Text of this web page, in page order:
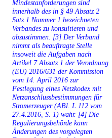
Mindestanforderungen sind
innerhalb des in § 49 Absatz 2
Satz 1 Nummer 1 bezeichneten
Verbandes zu konsultieren und
abzustimmen. [3] Der Verband
nimmt als beauftragte Stelle
insoweit die Aufgaben nach
Artikel 7 Absatz 1 der Verordnung
(EU) 2016/631 der Kommission
vom 14. April 2016 zur
Festlegung eines Netzkodex mit
Netzanschlussbestimmungen für
Stromerzeuger (ABl. L 112 vom
27.4.2016, S. 1) wahr. [4] Die
Regulierungsbehörde kann
Änderungen des vorgelegten